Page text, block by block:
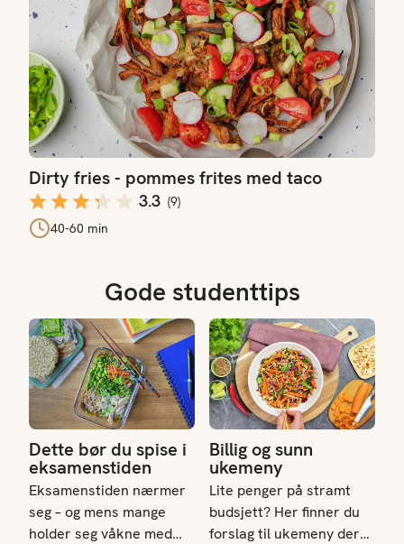
Dirty fries - pommes frites med taco
3.3 (9)
40-60 min
Gode studenttips
Dette bør du spise i
eksamenstiden
Eksamenstiden nærmer
seg – og mens mange
holder seg våkne med
Dette bør du spise i eksamenstiden
Billig og sunn
ukemeny
Lite penger på stramt
budsjett? Her finner du
forslag til ukemeny der
Billig og sunn ukemeny